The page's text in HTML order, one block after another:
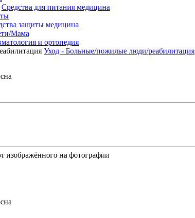
Средства для питания медицина
защиты медицина
Мама
и ортопедия
Уход - Больные/пожилые люди/реабилитация
изображённого на фотографии